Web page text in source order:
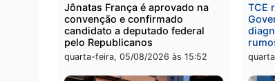
Polícia
Homem é preso com drogas
durante ação da PM no
Castanheira